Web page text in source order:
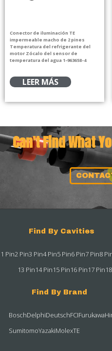
Conector de iluminación TE
impermeable macho de 2 pines
Temperatura del refrigerante del
motor Zócalo del sensor de
temperatura del agua 1-963658-4
LEER MÁS
Can't Find What
Find By Cavities
1 Pin2 Pin3 Pin4 Pin5 Pin6 Pin7 Pin8
13 Pin14 Pin15 Pin16 Pin17 Pin
Find By Brand
BoschDelphiDeutschFCIFurukawa
SumitomoYazakiMolexTE